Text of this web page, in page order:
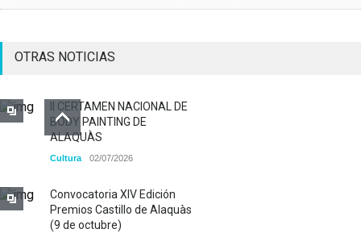
OTRAS NOTICIAS
II CERTAMEN NACIONAL DE
BODY PAINTING DE
ALAQUÀS
Cultura 02/07/2026
Convocatoria XIV Edición
Premios Castillo de Alaquàs
(9 de octubre)